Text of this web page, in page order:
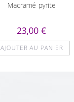
Macramé pyrite
23,00 €
AJOUTER AU PANIER